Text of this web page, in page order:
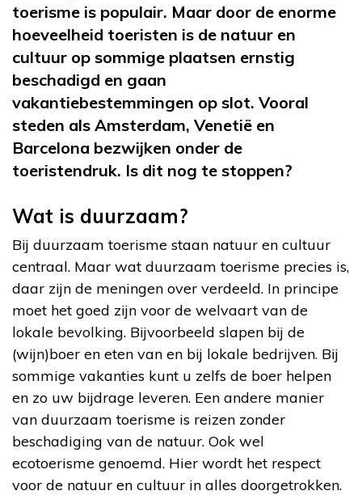
toerisme is populair. Maar door de enorme
hoeveelheid toeristen is de natuur en
cultuur op sommige plaatsen ernstig
beschadigd en gaan
vakantiebestemmingen op slot. Vooral
steden als Amsterdam, Venetië en
Barcelona bezwijken onder de
toeristendruk. Is dit nog te stoppen?
Wat is duurzaam?
Bij duurzaam toerisme staan natuur en cultuur
centraal. Maar wat duurzaam toerisme precies is,
daar zijn de meningen over verdeeld. In principe
moet het goed zijn voor de welvaart van de
lokale bevolking. Bijvoorbeeld slapen bij de
(wijn)boer en eten van en bij lokale bedrijven. Bij
sommige vakanties kunt u zelfs de boer helpen
en zo uw bijdrage leveren. Een andere manier
van duurzaam toerisme is reizen zonder
beschadiging van de natuur. Ook wel
ecotoerisme genoemd. Hier wordt het respect
voor de natuur en cultuur in alles doorgetrokken.